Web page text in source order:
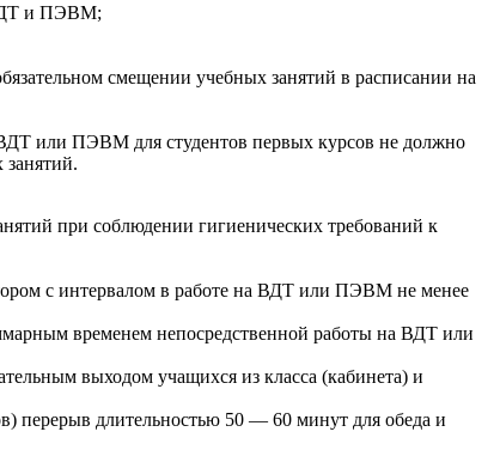
и ПЭВМ;
смещении учебных занятий в расписании на
ВДТ или ПЭВМ для студентов первых курсов не должно
при соблюдении гигиенических требований к
с интервалом в работе на ВДТ или ПЭВМ не менее
временем непосредственной работы на ВДТ или
выходом учащихся из класса (кабинета) и
перерыв длительностью 50 — 60 минут для обеда и